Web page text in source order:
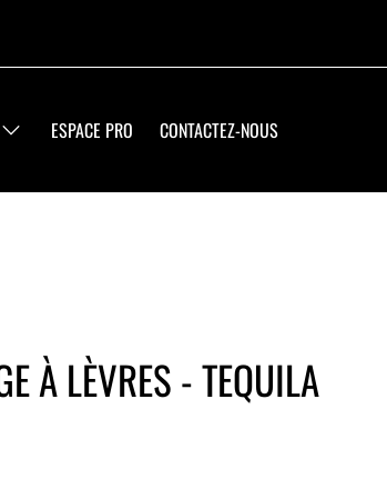
ESPACE PRO CONTACTEZ-NOUS
À LÈVRES - TEQUILA